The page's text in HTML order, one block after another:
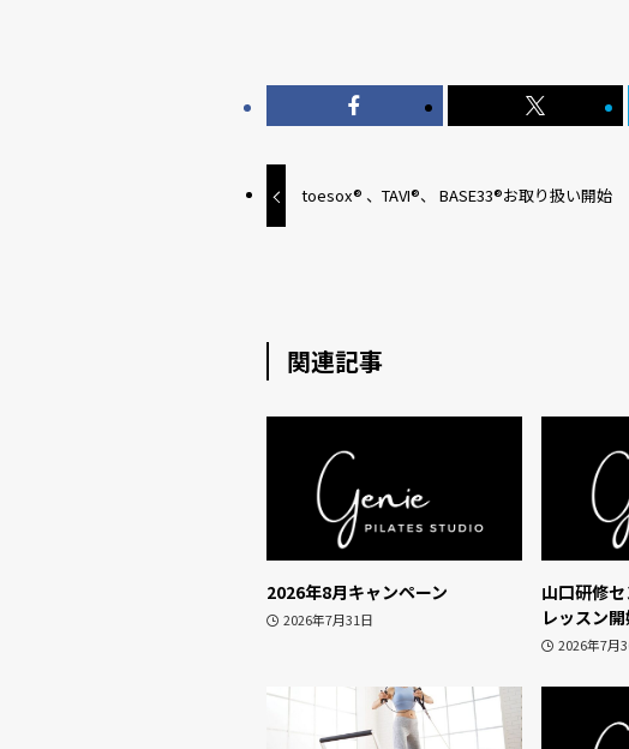
toesox® 、TAVI®、 BASE33®お取り扱い開始
関連記事
2026年8月キャンペーン
2026年7月31日
山口研修
レッスン
2026年7月